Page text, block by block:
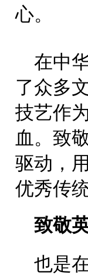
心。
在中
了众多
技艺作
血。致
驱动，
优秀传
致敬
也是